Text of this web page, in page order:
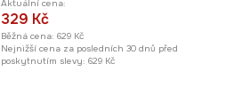
Aktuální cena:
329 Kč
Běžná cena: 629 Kč
Nejnižší cena za posledních 30 dnů před
poskytnutím slevy: 629 Kč